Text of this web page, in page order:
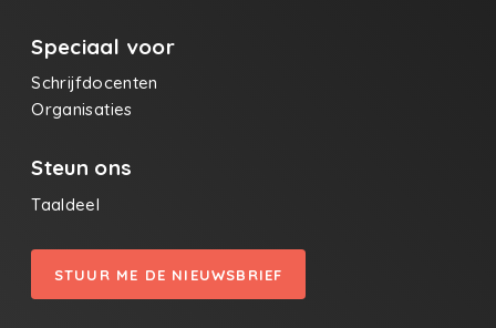
Speciaal voor
Schrijfdocenten
Organisaties
Steun ons
Taaldeel
STUUR ME DE NIEUWSBRIEF